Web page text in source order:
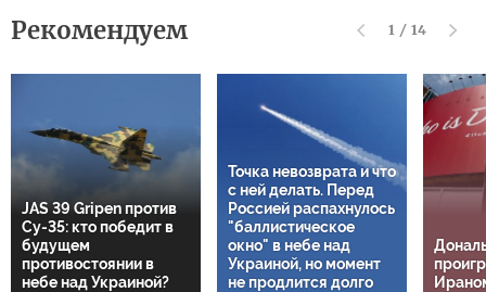
Рекомендуем 1 / 14
JAS 39 Gripen против
Су-35: кто победит в
будущем
противостоянии в
небе над Украиной?
Точка невозврата и что
с ней делать. Перед
Россией распахнулось
"баллистическое
окно" в небе над
Украиной, но момент
не продлится долго